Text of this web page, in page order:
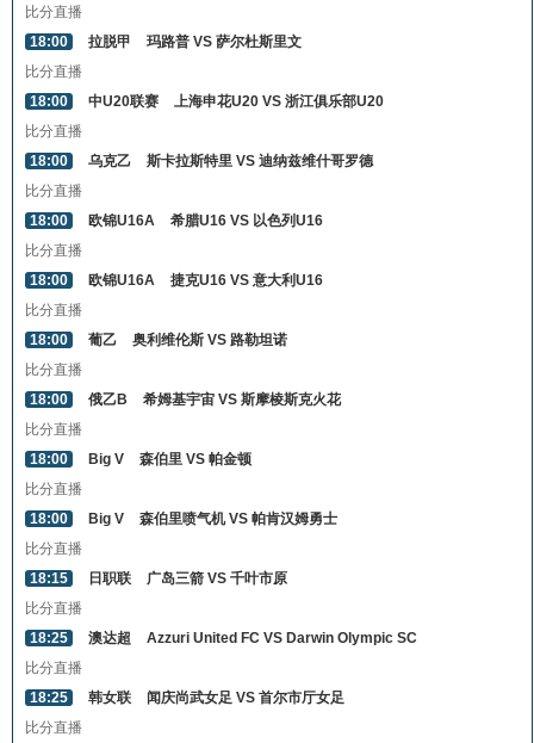
比分直播
18:00
拉脱甲
玛路普 VS 萨尔杜斯里文
比分直播
18:00
中U20联赛
上海申花U20 VS 浙江俱乐部U20
比分直播
18:00
乌克乙
斯卡拉斯特里 VS 迪纳兹维什哥罗德
比分直播
18:00
欧锦U16A
希腊U16 VS 以色列U16
比分直播
18:00
欧锦U16A
捷克U16 VS 意大利U16
比分直播
18:00
葡乙
奥利维伦斯 VS 路勒坦诺
比分直播
18:00
俄乙B
希姆基宇宙 VS 斯摩棱斯克火花
比分直播
18:00
Big V
森伯里 VS 帕金顿
比分直播
18:00
Big V
森伯里喷气机 VS 帕肯汉姆勇士
比分直播
18:15
日职联
广岛三箭 VS 千叶市原
比分直播
18:25
澳达超
Azzuri United FC VS Darwin Olympic SC
比分直播
18:25
韩女联
闻庆尚武女足 VS 首尔市厅女足
比分直播